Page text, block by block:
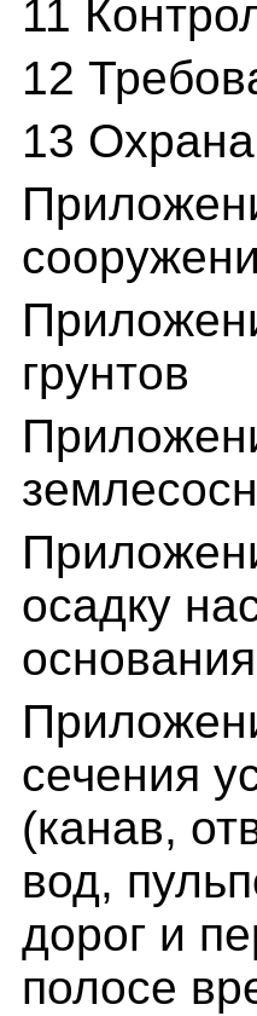
11
12
13
грунтов
осадку
основания
сечения
(канав,
вод,
дорог и
полосе